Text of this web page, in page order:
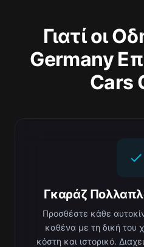
Γιατί οι
Germany
Cars
Γκαράζ
Προσθέστε κάθε
καθένα με τη δική του
κόστη και ιστορικό.